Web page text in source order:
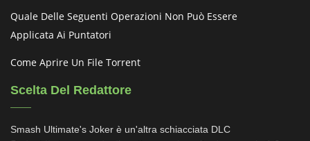
Quale Delle Seguenti Operazioni Non Può Essere
Applicata Ai Puntatori
Come Aprire Un File Torrent
Scelta Del Redattore
Smash Ultimate's Joker è un'altra schiacciata DLC